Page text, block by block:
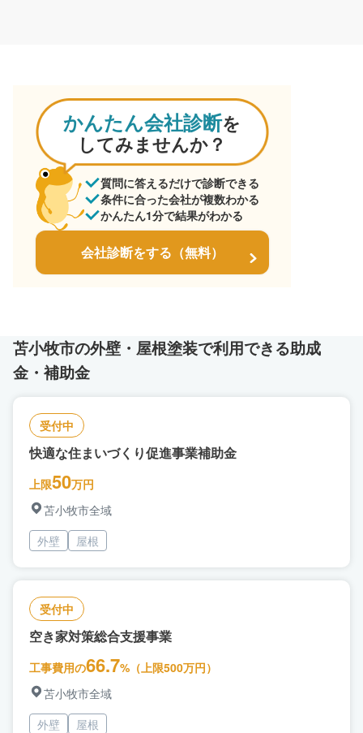
かんたん会社診断を
してみませんか？
質問に答えるだけで診断できる
条件に合った会社が複数わかる
かんたん1分で結果がわかる
会社診断をする（無料）
苫小牧市の外壁・屋根塗装で利用できる助成
金・補助金
受付中
快適な住まいづくり促進事業補助金
上限50万円
苫小牧市全域
外壁
屋根
受付中
空き家対策総合支援事業
工事費用の66.7%（上限500万円）
苫小牧市全域
外壁
屋根